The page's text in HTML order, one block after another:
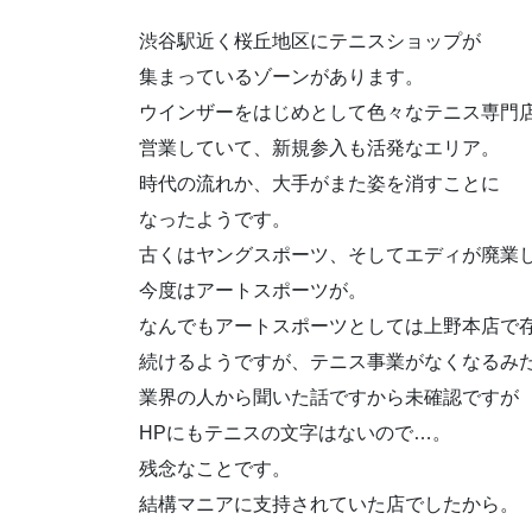
渋谷駅近く桜丘地区にテニスショップが
集まっているゾーンがあります。
ウインザーをはじめとして色々なテニス専門
営業していて、新規参入も活発なエリア。
時代の流れか、大手がまた姿を消すことに
なったようです。
古くはヤングスポーツ、そしてエディが廃業
今度はアートスポーツが。
なんでもアートスポーツとしては上野本店で
続けるようですが、テニス事業がなくなるみ
業界の人から聞いた話ですから未確認ですが
HPにもテニスの文字はないので…。
残念なことです。
結構マニアに支持されていた店でしたから。